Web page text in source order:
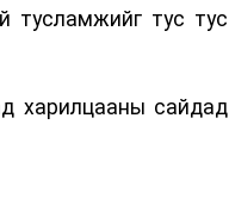
тусламжийг тус тус
харилцааны сайдад